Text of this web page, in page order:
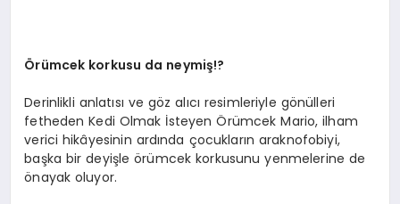
Örümcek korkusu da neymiş!?
Derinlikli anlatısı ve göz alıcı resimleriyle gönülleri
fetheden Kedi Olmak İsteyen Örümcek Mario, ilham
verici hikâyesinin ardında çocukların araknofobiyi,
başka bir deyişle örümcek korkusunu yenmelerine de
önayak oluyor.